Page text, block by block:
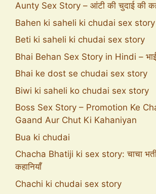
Aunty Sex Story – आंटी की चुदाई की
Bahen ki saheli ki chudai sex story
Beti ki saheli ki chudai sex story
Bhai Behan Sex Story in Hindi – भाई
Bhai ke dost se chudai sex story
Biwi ki saheli ko chudai sex story
Boss Sex Story – Promotion Ke
Gaand Aur Chut Ki Kahaniyan
Bua ki chudai
Chacha Bhatiji ki sex story: चाचा
कहानियाँ
Chachi ki chudai sex story